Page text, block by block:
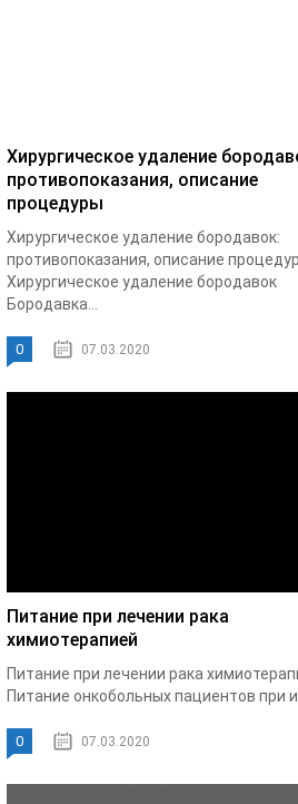
Хирургическое удаление
противопоказания, описание
процедуры
Хирургическое удаление бородавок:
противопоказания, описание
Хирургическое удаление бородавок
Бородавка...
0 07.03.2020
Питание при лечении рака
химиотерапией
Питание при лечении рака
Питание онкобольных пациентов при и...
0 07.03.2020